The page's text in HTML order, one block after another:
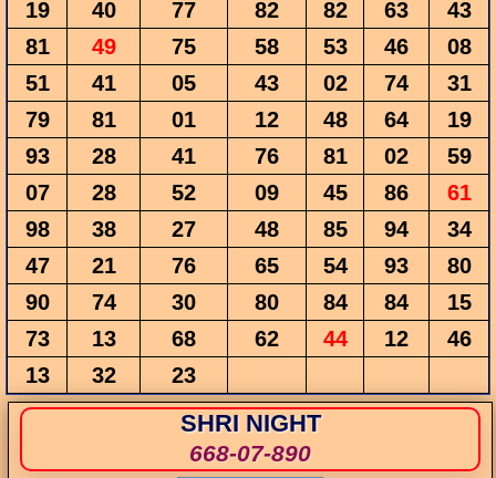
19
40 77 82 82 63
43
81
49 75 58 53 46
08
51
41 05 43 02 74
31
79
81 01 12 48 64
19
93
28 41 76 81 02
59
07
28 52 09 45 86
61
98
38 27 48 85 94
34
47
21 76 65 54 93
80
90
74 30 80 84 84
15
73
13 68 62 44 12
46
13
32 23
SHRI NIGHT
668-07-890